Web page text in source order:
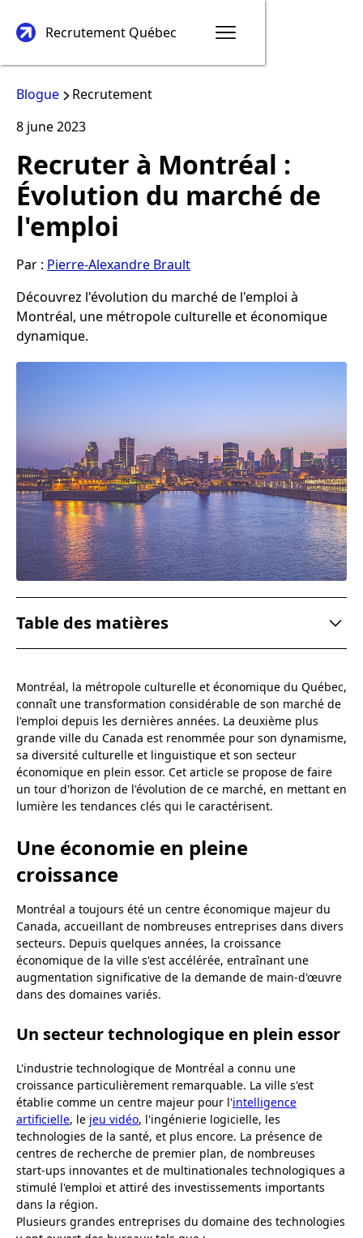
Recrutement Québec
Blogue
Recrutement
8 june2023
Recruter à Montréal :
Évolution du marché de
l'emploi
Par : Pierre-Alexandre Brault
Découvrez l'évolution du marché de l'emploi à
Montréal, une métropole culturelle et économique
dynamique.
Table des matières
Un secteur technologique en plein essor
Croissance dans le domaine de la santé et des
sciences de la vie
Un centre de commerce international
Le développement durable comme moteur de
Le défi de la pénurie de main-d'œuvre
L'impact de la pandémie de COVID-19
L'émergence du télétravail
La valorisation de la diversité et de l'inclusion
À retenir
Montréal, la métropole culturelle et économique du Québec,
connaît une transformation considérable de son marché de
l'emploi depuis les dernières années. La deuxième plus
grande ville du Canada est renommée pour son dynamisme,
sa diversité culturelle et linguistique et son secteur
économique en plein essor. Cet article se propose de faire
un tour d'horizon de l'évolution de ce marché, en mettant en
lumière les tendances clés qui le caractérisent.
Une économie en pleine
croissance
Montréal a toujours été un centre économique majeur du
Canada, accueillant de nombreuses entreprises dans divers
secteurs. Depuis quelques années, la croissance
économique de la ville s'est accélérée, entraînant une
augmentation significative de la demande de main-d'œuvre
dans des domaines variés.
Un secteur technologique en plein essor
L'industrie technologique de Montréal a connu une
croissance particulièrement remarquable. La ville s'est
établie comme un centre majeur pour l'intelligence
artificielle, le jeu vidéo, l'ingénierie logicielle, les
technologies de la santé, et plus encore. La présence de
centres de recherche de premier plan, de nombreuses
start-ups innovantes et de multinationales technologiques a
stimulé l'emploi et attiré des investissements importants
dans la région.
Plusieurs grandes entreprises du domaine des technologies